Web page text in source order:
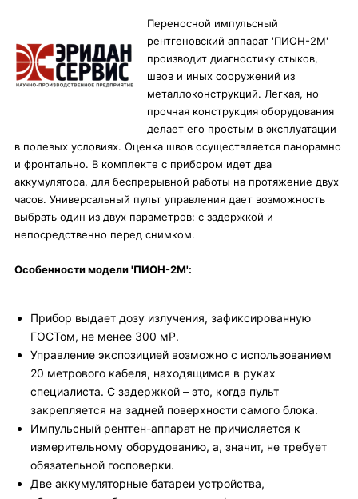
Переносной импульсный
рентгеновский аппарат 'ПИОН-2М'
производит диагностику стыков,
швов и иных сооружений из
металлоконструкций. Легкая, но
прочная конструкция оборудования
делает его простым в эксплуатации
в полевых условиях. Оценка швов осуществляется панорамно
и фронтально. В комплекте с прибором идет два
аккумулятора, для беспрерывной работы на протяжение двух
часов. Универсальный пульт управления дает возможность
выбрать один из двух параметров: с задержкой и
непосредственно перед снимком.
Особенности модели 'ПИОН-2М':
Прибор выдает дозу излучения, зафиксированную
ГОСТом, не менее 300 мР.
Управление экспозицией возможно с использованием
20 метрового кабеля, находящимся в руках
специалиста. С задержкой – это, когда пульт
закрепляется на задней поверхности самого блока.
Импульсный рентген-аппарат не причисляется к
измерительному оборудованию, а, значит, не требует
обязательной госповерки.
Две аккумуляторные батареи устройства,